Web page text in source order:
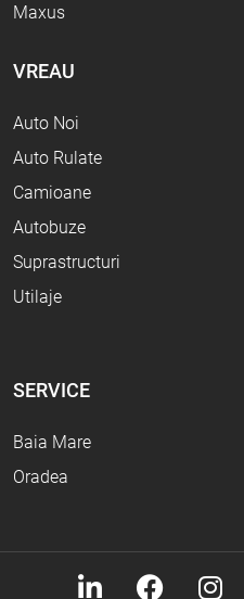
Maxus
VREAU
Auto Noi
Auto Rulate
Camioane
Autobuze
Suprastructuri
Utilaje
SERVICE
Baia Mare
Oradea